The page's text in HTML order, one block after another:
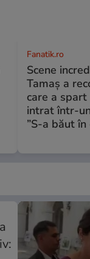
Fanatik.ro
Scene
Tamaș a
care a
intrat într-
”S-a băut